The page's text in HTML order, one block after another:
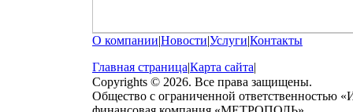
О компании|Новости|Услуги|Контакты
Главная страница|Карта сайта|
Copyrights © 2026. Все права защищены.
Общество с ограниченной ответственностью